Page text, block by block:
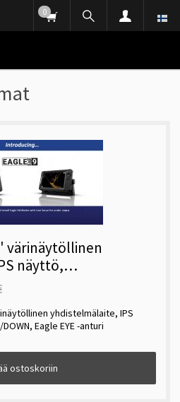
0
värinäytöllinen
näyttö,
DOWN, Eagle EYE -
yhdistelmälaite, IPS
Eagle EYE -anturi
ostoskoriin